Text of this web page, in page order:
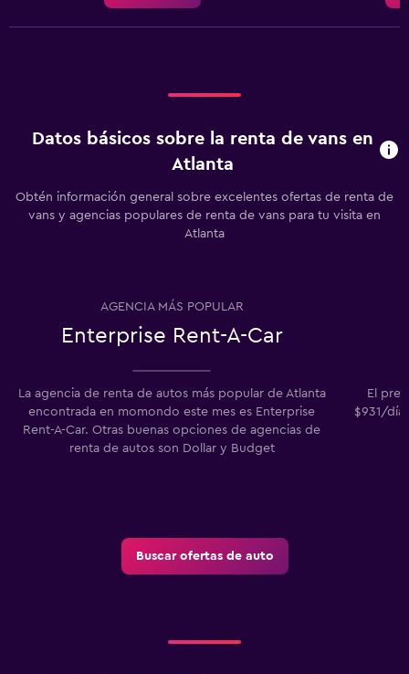
Datos básicos sobre la renta de vans en
Atlanta
Obtén información general sobre excelentes ofertas de renta de
vans y agencias populares de renta de vans para tu visita en
Atlanta
AGENCIA MÁS POPULAR
Enterprise Rent-A-Car
La agencia de renta de autos más popular de Atlanta
encontrada en momondo este mes es Enterprise
Rent-A-Car. Otras buenas opciones de agencias de
renta de autos son Dollar y Budget
El
$931/
Buscar ofertas de auto